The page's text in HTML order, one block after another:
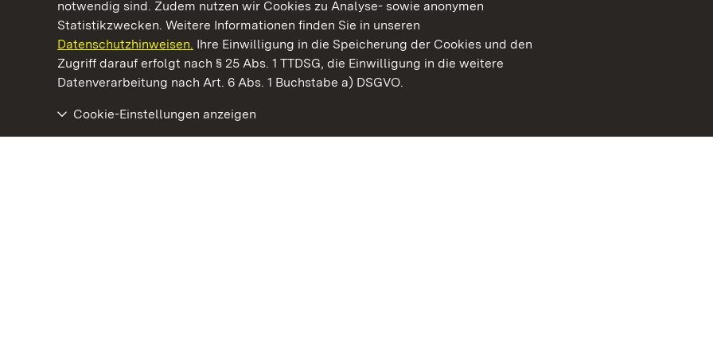
notwendig sind. Zudem nutzen wir Cookies zu Analyse- sowie anonymen
Statistikzwecken. Weitere Informationen finden Sie in unseren
Datenschutzhinweisen. Ihre Einwilligung in die Speicherung der Cookies und den
Zugriff darauf erfolgt nach § 25 Abs. 1 TTDSG, die Einwilligung in die weitere
Datenverarbeitung nach Art. 6 Abs. 1 Buchstabe a) DSGVO.
Cookie-Einstellungen anzeigen
Kommen. Staunen. Genießen.